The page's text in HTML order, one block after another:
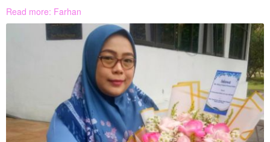
Read more: Farhan